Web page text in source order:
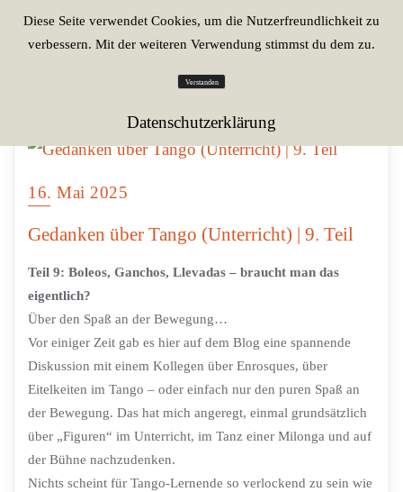
16. Mai 2025
Gedanken über Tango (Unterricht) | 9. Teil
Teil 9: Boleos, Ganchos, Llevadas – braucht man das
eigentlich?
Über den Spaß an der Bewegung…
Vor einiger Zeit gab es hier auf dem Blog eine spannende
Diskussion mit einem Kollegen über Enrosques, über
Eitelkeiten im Tango – oder einfach nur den puren Spaß an
der Bewegung. Das hat mich angeregt, einmal grundsätzlich
über „Figuren“ im Unterricht, im Tanz einer Milonga und auf
der Bühne nachzudenken.
Nichts scheint für Tango-Lernende so verlockend zu sein wie
Diese Seite verwendet Cookies, um die Nutzerfreundlichkeit zu
verbessern. Mit der weiteren Verwendung stimmst du dem zu.
Verstanden
Datenschutzerklärung